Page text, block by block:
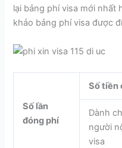
lại bảng phí visa mới nhất
khảo bảng phí visa được
Số lần
đóng phí
Số tiền
Dành
người
visa